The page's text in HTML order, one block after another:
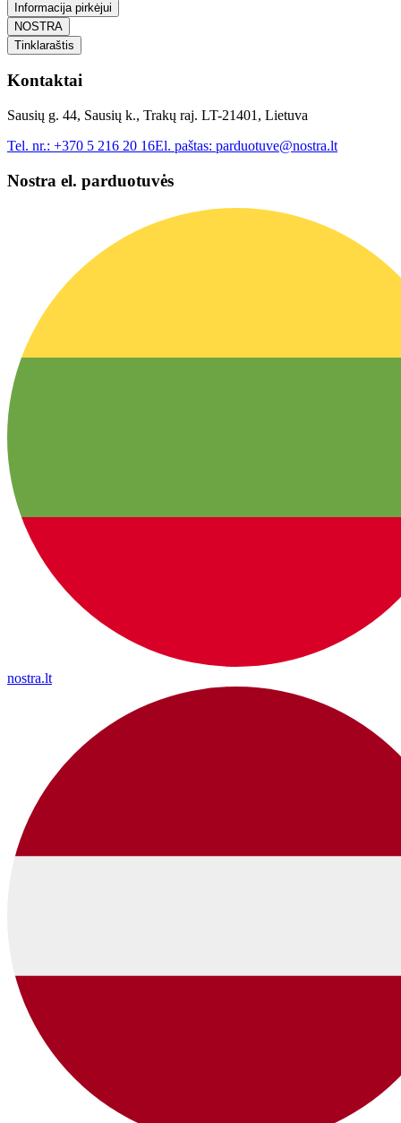
Informacija pirkėjui
NOSTRA
Tinklaraštis
Kontaktai
Sausių g. 44, Sausių k., Trakų raj. LT-21401, Lietuva
Tel. nr.: +370 5 216 20 16El. paštas: parduotuve@nostra.lt
Nostra el. parduotuvės
nostra.lt